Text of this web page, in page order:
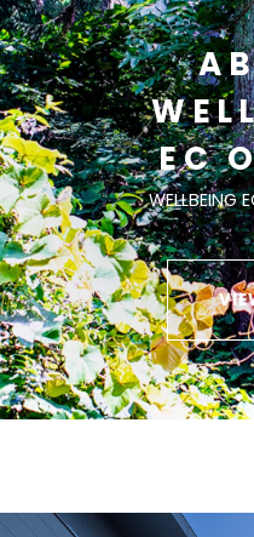
EC
WELLBEING